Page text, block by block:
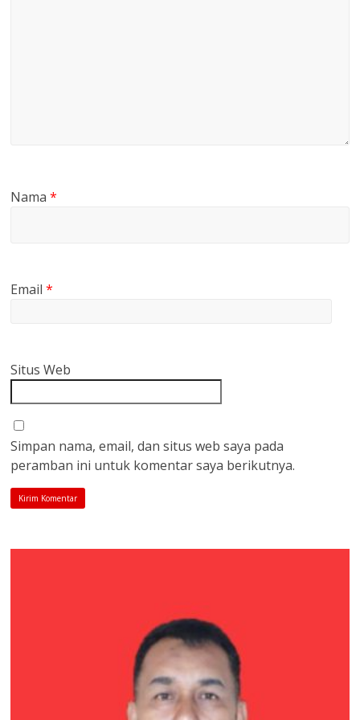
Nama*
Email*
Situs Web
Simpan nama, email, dan situs web saya pada
peramban ini untuk komentar saya berikutnya.